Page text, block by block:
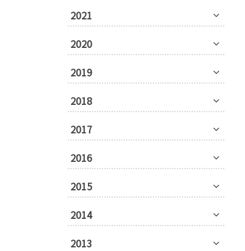
2021
2020
2019
2018
2017
2016
2015
2014
2013